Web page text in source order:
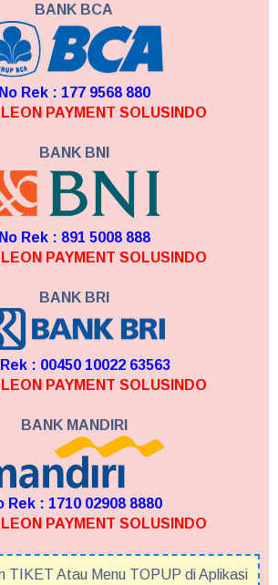
BANK BCA
No Rek : 177 9568 880
PAYMENT SOLUSINDO
BANK BNI
No Rek : 891 5008 888
PAYMENT SOLUSINDO
BANK BRI
: 00450 10022 63563
PAYMENT SOLUSINDO
BANK MANDIRI
Rek : 1710 02908 8880
PAYMENT SOLUSINDO
TIKET Atau Menu TOPUP di Aplikasi